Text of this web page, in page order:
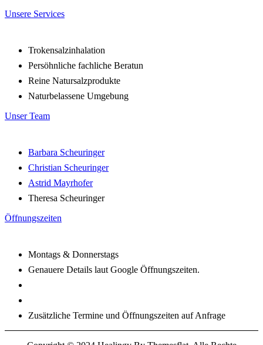
Unsere Services
Trokensalzinhalation
Persöhnliche fachliche Beratun
Reine Natursalzprodukte
Naturbelassene Umgebung
Unser Team
Barbara Scheuringer
Christian Scheuringer
Astrid Mayrhofer
Theresa Scheuringer
Öffnungszeiten
Montags & Donnerstags
Genauere Details laut Google Öffnungszeiten.
Zusätzliche Termine und Öffnungszeiten auf Anfrage